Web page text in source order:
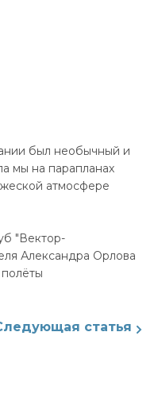
был необычный и
мы на парапланах
атмосфере
"Вектор-
Александра Орлова
статья